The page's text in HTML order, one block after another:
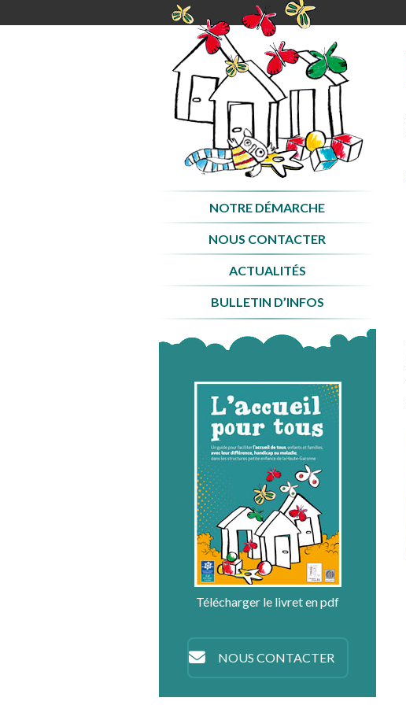
contenu
NOTRE DÉMARCHE
NOUS CONTACTER
ACTUALITÉS
BULLETIN D’INFOS
Télécharger le livret en pdf
NOUS CONTACTER